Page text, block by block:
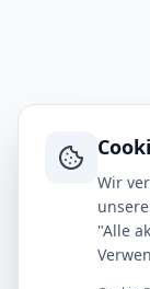
Wir
"Alle